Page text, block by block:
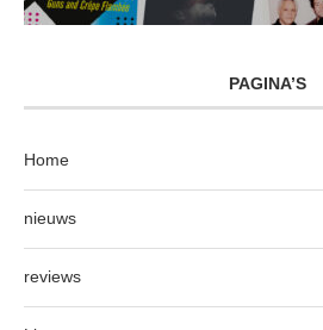
PAGINA’S
Home
nieuws
reviews